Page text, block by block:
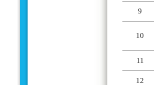
9
10
11
12